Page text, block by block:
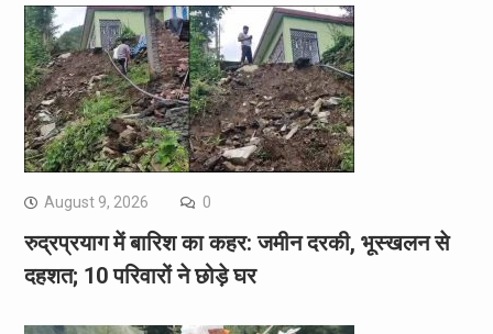
August 9, 2026 0
रुद्रप्रयाग में बारिश का कहर: जमीन दरकी, भूस्खलन से
दहशत; 10 परिवारों ने छोड़े घर